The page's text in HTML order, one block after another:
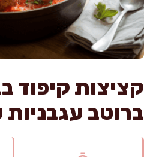
קציצות קיפוד
ברוטב